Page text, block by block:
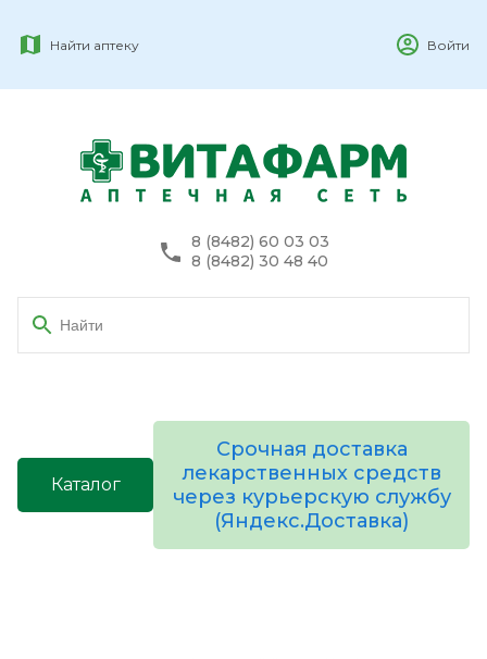
Найти аптеку Войти
8 (8482) 60 03 03
8 (8482) 30 48 40
Каталог
Срочная доставка
лекарственных средств
через курьерскую службу
(Яндекс.Доставка)